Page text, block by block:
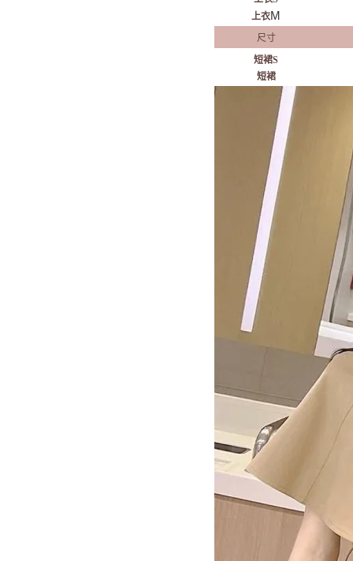
上衣M
尺寸
短裙S
短裙